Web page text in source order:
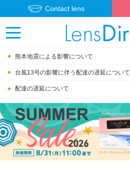
Contact lens
熊本地震による影響について
台風13号の影響に伴う配達の遅延について
配達の遅延について